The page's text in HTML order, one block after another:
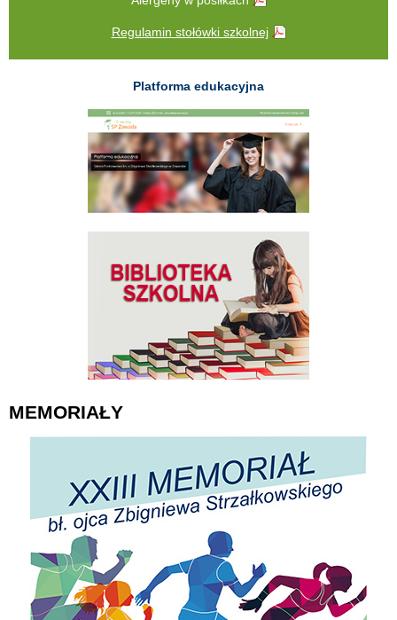
Regulamin stołówki szkolnej
Platforma edukacyjna
MEMORIAŁY